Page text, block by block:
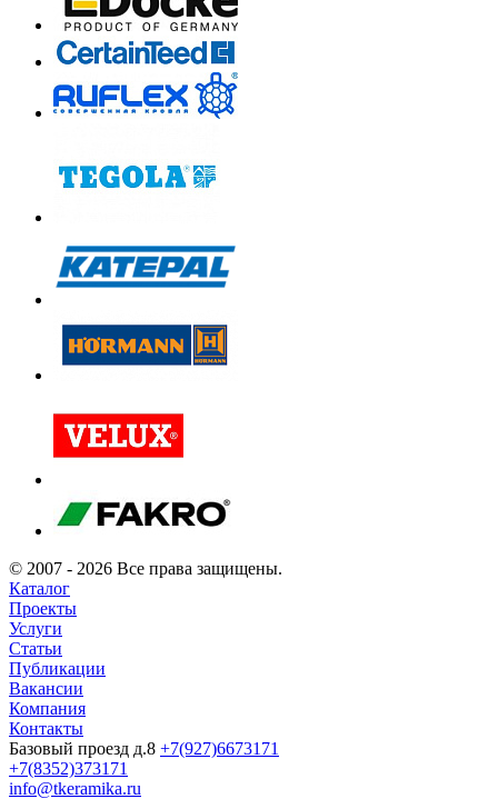
© 2007 - 2026 Все права защищены.
Каталог
Проекты
Услуги
Статьи
Публикации
Вакансии
Компания
Контакты
Базовый проезд д.8 +7(927)6673171
+7(8352)373171
info@tkeramika.ru